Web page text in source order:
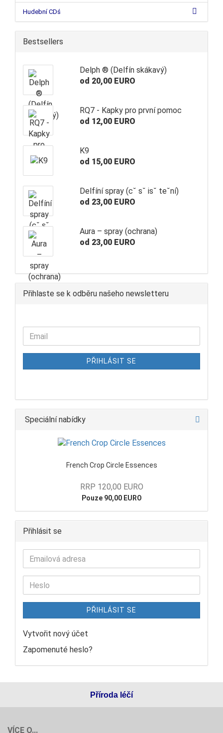
Hudební CDś
Bestsellers
Delph ® (Delfín skákavý)
od 20,00 EURO
RQ7 - Kapky pro první pomoc
od 12,00 EURO
K9
od 15,00 EURO
Delfíní spray (c˘ s˘ is˘ te˘ní)
od 23,00 EURO
Aura – spray (ochrana)
od 23,00 EURO
Přihlaste se k odběru našeho newsletteru
PŘIHLÁSIT SE
Speciální nabídky
French Crop Circle Essences
RRP 120,00 EURO
Pouze 90,00 EURO
Přihlásit se
PŘIHLÁSIT SE
Vytvořit nový účet
Zapomenuté heslo?
Příroda léčí
VÍCE O...